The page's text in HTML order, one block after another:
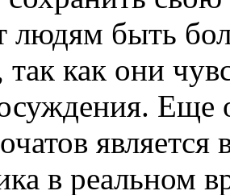
людям быть
как они
в реальном